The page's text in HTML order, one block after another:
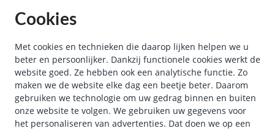
Cookies
Met cookies en technieken die daarop lijken helpen we u
beter en persoonlijker. Dankzij functionele cookies werkt de
website goed. Ze hebben ook een analytische functie. Zo
maken we de website elke dag een beetje beter. Daarom
gebruiken we technologie om uw gedrag binnen en buiten
onze website te volgen. We gebruiken uw gegevens voor
het personaliseren van advertenties. Dat doen we op een